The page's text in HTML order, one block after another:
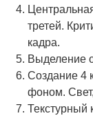
третей.
кадра.
Выделение
Создание 4
фоном.
Текстурный